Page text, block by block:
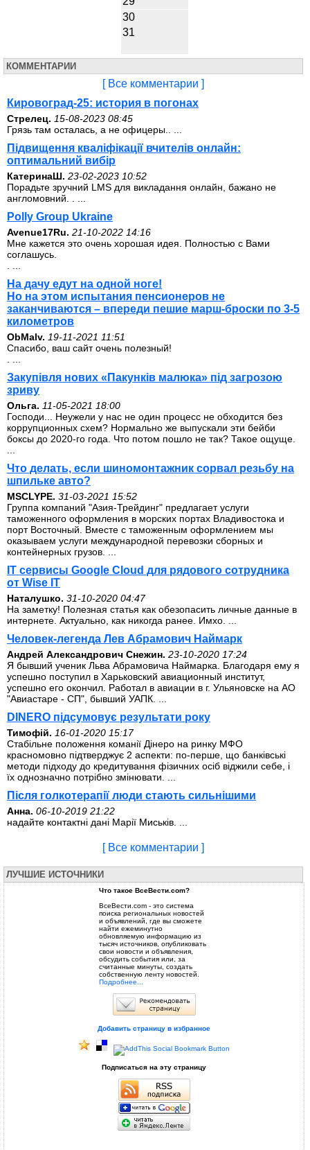
30
31
КОММЕНТАРИИ
[ Все комментарии ]
Кировоград-25: история в погонах
Стрелец. 15-08-2023 08:45
Грязь там осталась, а не офицеры.. ...
Підвищення кваліфікації вчителів онлайн:
оптимальний вибір
КатеринаШ. 23-02-2023 10:52
Порадьте зручний LMS для викладання онлайн, бажано не
англомовний. . ...
Polly Group Ukraine
Avenue17Ru. 21-10-2022 14:16
Мне кажется это очень хорошая идея. Полностью с Вами
соглашусь.
На дачу едут на одной ноге!
Но на этом испытания пенсионеров не
заканчиваются – впереди пешие марш-броски по 3-5
километров
ОbMalv. 19-11-2021 11:51
Спасибо, ваш сайт очень полезный!
Закупівля нових «Пакунків малюка» під загрозою
зриву
Ольга. 11-05-2021 18:00
Господи... Неужели у нас не один процесс не обходится без
коррупционных схем? Нормально же выпускали эти бейби
боксы до 2020-го года. Что потом пошло не так? Такое ощуще.
Что делать, если шиномонтажник сорвал резьбу на
шпильке авто?
MSCLYPE. 31-03-2021 15:52
Группа компаний "Азия-Трейдинг" предлагает услуги
таможенного оформления в морских портах Владивостока и
порт Восточный. Вместе с таможенным оформлением мы
оказываем услуги международной перевозки сборных и
контейнерных грузов. ...
IT сервисы Google Cloud для рядового сотрудника
от Wise IT
Наталушко. 31-10-2020 04:47
На заметку! Полезная статья как обезопасить личные данные в
интернете. Актуально, как никогда ранее. Имхо. ...
Человек-легенда Лев Абрамович Наймарк
Андрей Александрович Снежин. 23-10-2020 17:24
Я бывший ученик Льва Абрамовича Наймарка. Благодаря ему я
успешно поступил в Харьковский авиационный институт,
успешно его окончил. Работал в авиации в г. Ульяновске на АО
"Авиастаре - СП", бывший УАПК. ...
DINERO підсумовує результати року
Тимофій. 16-01-2020 15:17
Стабільне положення команії Дінеро на ринку МФО
красномовно підтверджує 2 аспекти: по-перше, що банківські
методи підходу до кредитування фізичних осіб віджили себе, і
їх однозначно потрібно змінювати. ...
Після голкотерапії люди стають сильнішими
Анна. 06-10-2019 21:22
надайте контактні дані Марії Миськів. ...
[ Все комментарии ]
ЛУЧШИЕ ИСТОЧНИКИ
Что такое ВсеВести.com?
ВсеВести.com - это система
поиска региональных новостей
и объявлений, где вы сможете
найти ежеминутно
обновляемую информацию из
тысяч источников, опубликовать
свои новости и объявления,
обсудить события или, за
считанные минуты, создать
собственную ленту новостей.
Подробнее...
Добавить страницу в избранное
Подписаться на эту страницу